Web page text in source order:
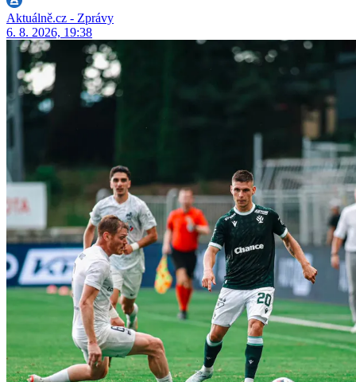
Aktuálně.cz - Zprávy
6. 8. 2026, 19:38